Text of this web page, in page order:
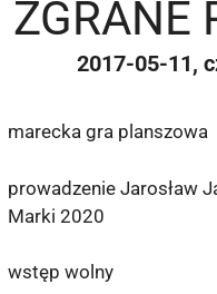
ZGRANE
2017-05-11
marecka gra planszowa
prowadzenie Jarosław
Marki 2020
wstęp wolny